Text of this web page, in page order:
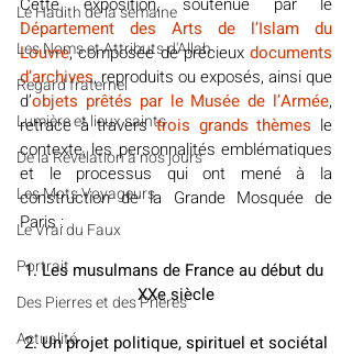
Le Hadith de la semaine
Les Noms et Attributs d'Allah
Regard fraternel
Lumière et lieux saints
De la Révélation à nos jours
Les Mots Voyageurs
Le Vrai du Faux
Portrait
Des Pierres et des Prières
Actualité
Département des Arts de l’Islam du
Louvre, composée de précieux documents
d’archives, reproduits ou exposés, ainsi que
d’objets prêtés par le Musée de l’Armée,
retrace à travers trois grands thèmes le
contexte, les personnalités emblématiques
et le processus qui ont mené à la
construction de la Grande Mosquée de
Paris :
1. Les musulmans de France au début du
XXe siècle
2. Un projet politique, spirituel et sociétal